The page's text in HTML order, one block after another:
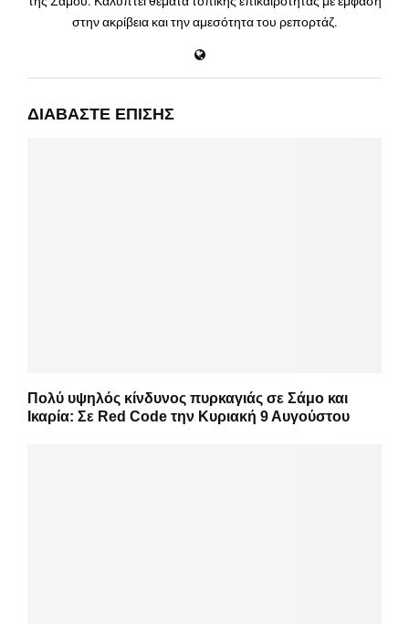
στην ακρίβεια και την αμεσότητα του ρεπορτάζ.
ΔΙΑΒΆΣΤΕ ΕΠΊΣΗΣ
Πολύ υψηλός κίνδυνος πυρκαγιάς σε Σάμο και
Ικαρία: Σε Red Code την Κυριακή 9 Αυγούστου